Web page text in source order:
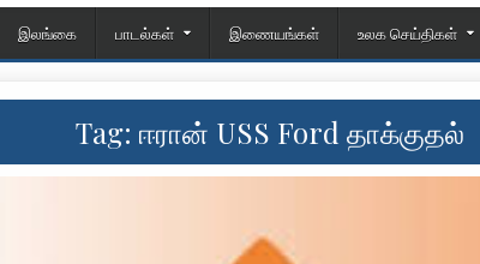
இலங்கை பாடல்கள் இணையங்கள் உலக செய்திகள்
Tag:ஈரான் USS Ford தாக்குதல்